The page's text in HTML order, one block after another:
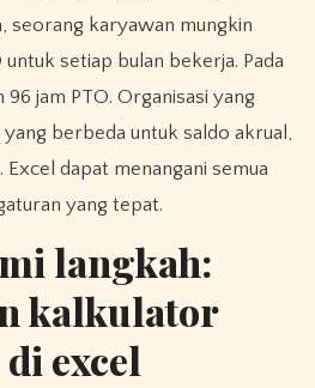
seorang karyawan mungkin
setiap bulan bekerja. Pada
jam PTO. Organisasi yang
berbeda untuk saldo akrual,
dapat menangani semua
yang tepat.
langkah:
kalkulator
excel